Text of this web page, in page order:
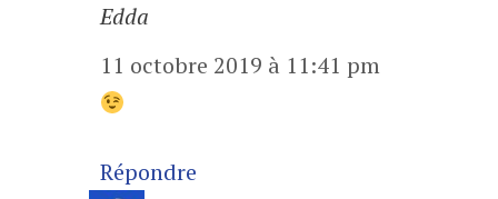
Edda
11 octobre 2019 à 11:41 pm
Répondre